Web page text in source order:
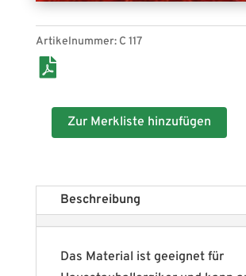
Artikelnummer: C 117
Zur Merkliste hinzufügen
Beschreibung
Das Material ist geeignet für